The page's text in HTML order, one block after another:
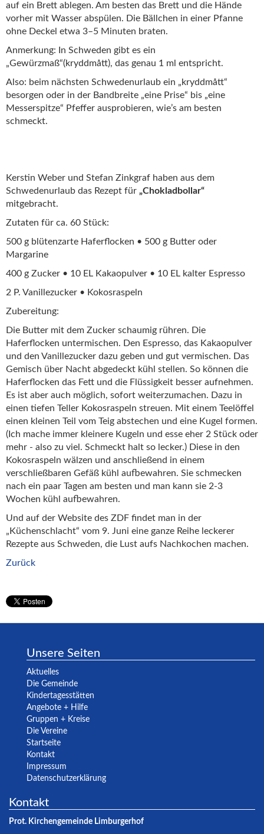
auf ein Brett ablegen. Am besten das Brett und die Hände
vorher mit Wasser abspülen. Die Bällchen in einer Pfanne
ohne Deckel etwa 3–5 Minuten braten.
Anmerkung: In Schweden gibt es ein
„Gewürzmaß“(kryddmått), das genau 1 ml entspricht.
Also: beim nächsten Schwedenurlaub ein „kryddmått“
besorgen oder in der Bandbreite „eine Prise“ bis „eine
Messerspitze“ Pfeffer ausprobieren, wie’s am besten
schmeckt.
Kerstin Weber und Stefan Zinkgraf haben aus dem
Schwedenurlaub das Rezept für „Chokladbollar“
mitgebracht.
Zutaten für ca. 60 Stück:
500 g blütenzarte Haferflocken • 500 g Butter oder
Margarine
400 g Zucker • 10 EL Kakaopulver • 10 EL kalter Espresso
2 P. Vanillezucker • Kokosraspeln
Zubereitung:
Die Butter mit dem Zucker schaumig rühren. Die
Haferflocken untermischen. Den Espresso, das Kakaopulver
und den Vanillezucker dazu geben und gut vermischen. Das
Gemisch über Nacht abgedeckt kühl stellen. So können die
Haferflocken das Fett und die Flüssigkeit besser aufnehmen.
Es ist aber auch möglich, sofort weiterzumachen. Dazu in
einen tiefen Teller Kokosraspeln streuen. Mit einem Teelöffel
einen kleinen Teil vom Teig abstechen und eine Kugel formen.
(Ich mache immer kleinere Kugeln und esse eher 2 Stück oder
mehr - also zu viel. Schmeckt halt so lecker.) Diese in den
Kokosraspeln wälzen und anschließend in einem
verschließbaren Gefäß kühl aufbewahren. Sie schmecken
nach ein paar Tagen am besten und man kann sie 2-3
Wochen kühl aufbewahren.
Und auf der Website des ZDF findet man in der
„Küchenschlacht“ vom 9. Juni eine ganze Reihe leckerer
Rezepte aus Schweden, die Lust aufs Nachkochen machen.
Zurück
Unsere Seiten
Aktuelles
Die Gemeinde
Kindertagesstätten
Angebote + Hilfe
Gruppen + Kreise
Die Vereine
Startseite
Kontakt
Impressum
Datenschutzerklärung
Kontakt
Prot. Kirchengemeinde Limburgerhof